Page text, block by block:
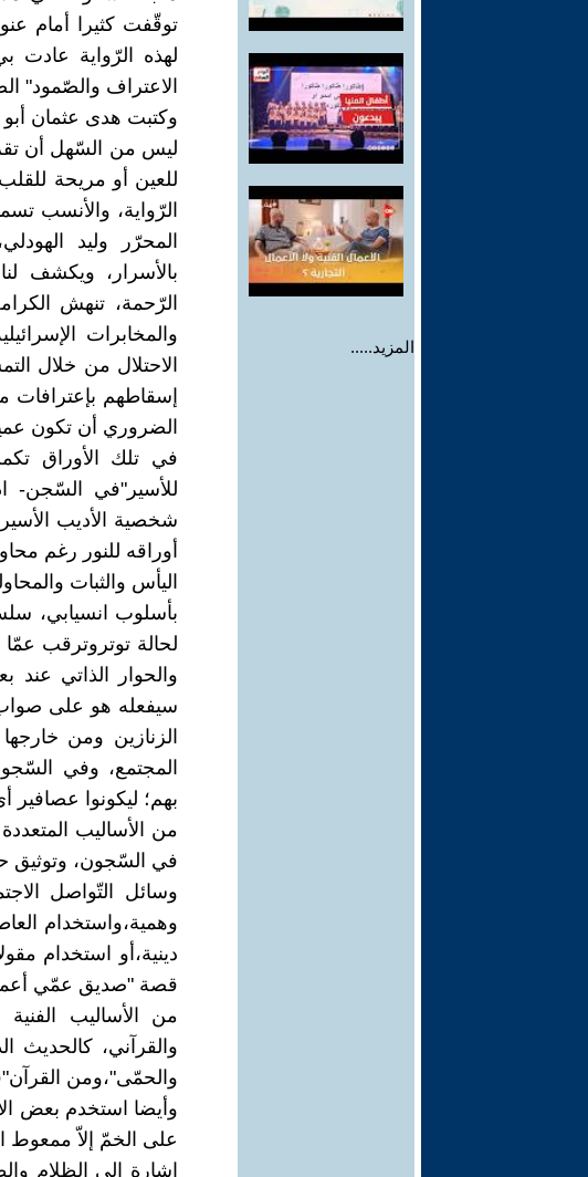
المزيد.....
توقّفت كثيرا أمام
لهذه الرّواية عادت
الاعتراف والصّمود"
وكتبت هدى عثمان
ليس من السّهل أن
للعين أو مريحة
الرّواية، والأنسب
المحرّر وليد
بالأسرار، ويكشف
الرّحمة، تنهش
والمخابرات
الاحتلال من خلال
إسقاطهم بإعترافات
الضروري أن تكون
في تلك الأوراق
للأسير"في السّجن-
شخصية الأديب
أوراقه للنور رغم
اليأس والثبات
بأسلوب انسيابي،
لحالة توتروترقب
والحوار الذاتي
سيفعله هو على صواب
الزنازين ومن
المجتمع، وفي
بهم؛ ليكونوا
من الأساليب
في السّجون، وتوثيق
وسائل التّواصل
وهمية،واستخدام
دينية،أو استخدام
قصة "صديق عمّي
من الأساليب
والقرآني، كالحديث
والحمّى"،ومن
وأيضا استخدم بعض
على الخمّ إلاّ
إشارة إلى الظلام